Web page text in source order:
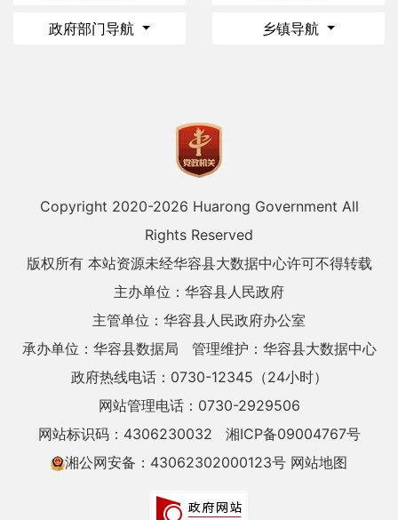
政府部门导航 乡镇导航
Copyright 2020-2026 Huarong Government All
Rights Reserved
版权所有 本站资源未经华容县大数据中心许可不得转载
主办单位：华容县人民政府
主管单位：华容县人民政府办公室
承办单位：华容县数据局
管理维护：华容县大数据中心
政府热线电话：0730-12345（24小时）
网站管理电话：0730-2929506
网站标识码：4306230032
湘ICP备09004767号
湘公网安备：43062302000123号 网站地图